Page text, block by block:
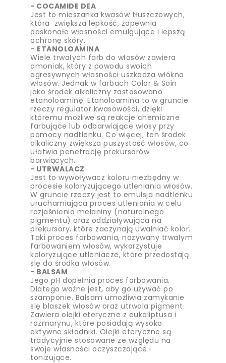
- COCAMIDE DEA
Jest to mieszanka kwasów tłuszczowych,
która zwiększa lepkość, zapewnia
doskonałe własności emulgujące i lepszą
ochronę skóry.
- ETANOLOAMINA
Wiele trwałych farb do włosów zawiera
amoniak, który z powodu swoich
agresywnych własności uszkadza włókna
włosów. Jednak w farbach Color & Soin
jako środek alkaliczny zastosowano
etanoloaminę. Etanoloamina to w gruncie
rzeczy regulator kwasowości, dzięki
któremu możliwe są reakcje chemiczne
farbujące lub odbarwiające włosy przy
pomocy nadtlenku. Co więcej, ten środek
alkaliczny zwiększa puszystość włosów, co
ułatwia penetrację prekursorów
barwiących.
- UTRWALACZ
Jest to wywoływacz koloru niezbędny w
procesie koloryzującego utleniania włosów.
W gruncie rzeczy jest to emulsja nadtlenku
uruchamiająca proces utleniania w celu
rozjaśnienia melaniny (naturalnego
pigmentu) oraz oddziaływująca na
prekursory, które zaczynają uwalniać kolor.
Taki proces farbowania, nazywany trwałym
farbowaniem włosów, wykorzystuje
koloryzujące utleniacze, które przedostają
się do środka włosów.
- BALSAM
Jego pH dopełnia proces farbowania.
Dlatego ważne jest, aby go używać po
szamponie. Balsam umożliwia zamykanie
się blaszek włosów oraz utrwala pigment.
Zawiera olejki eteryczne z eukaliptusa i
rozmarynu, które posiadają wysoko
aktywne składniki. Olejki eteryczne są
tradycyjnie stosowane ze względu na
swoje własności oczyszczające i
tonizujące.